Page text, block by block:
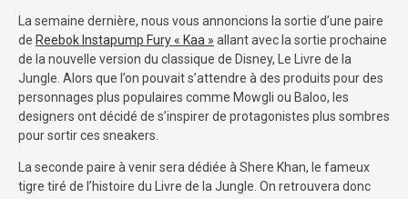
La semaine dernière, nous vous annoncions la sortie d’une paire
de Reebok Instapump Fury « Kaa » allant avec la sortie prochaine
de la nouvelle version du classique de Disney, Le Livre de la
Jungle. Alors que l’on pouvait s’attendre à des produits pour des
personnages plus populaires comme Mowgli ou Baloo, les
designers ont décidé de s’inspirer de protagonistes plus sombres
pour sortir ces sneakers.
La seconde paire à venir sera dédiée à Shere Khan, le fameux
tigre tiré de l’histoire du Livre de la Jungle. On retrouvera donc